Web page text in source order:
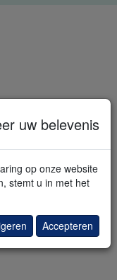
uw belevenis
op onze website
stemt u in met het
Accepteren